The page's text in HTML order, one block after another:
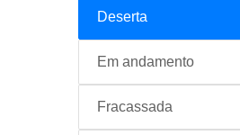
Deserta
Em andamento
Fracassada